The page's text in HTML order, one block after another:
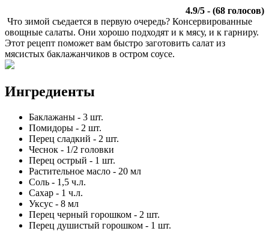
4.9/5 - (68 голосов)
Что зимой съедается в первую очередь? Консервированные
овощные салаты. Они хорошо подходят и к мясу, и к гарниру.
Этот рецепт поможет вам быстро заготовить салат из
мясистых баклажанчиков в остром соусе.
Ингредиенты
Баклажаны - 3 шт.
Помидоры - 2 шт.
Перец сладкий - 2 шт.
Чеснок - 1/2 головки
Перец острый - 1 шт.
Растительное масло - 20 мл
Соль - 1,5 ч.л.
Сахар - 1 ч.л.
Уксус - 8 мл
Перец черный горошком - 2 шт.
Перец душистый горошком - 1 шт.